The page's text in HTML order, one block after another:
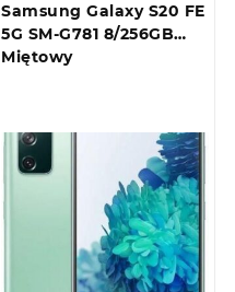
Samsung Galaxy S20 FE
5G SM-G781 8/256GB
Miętowy